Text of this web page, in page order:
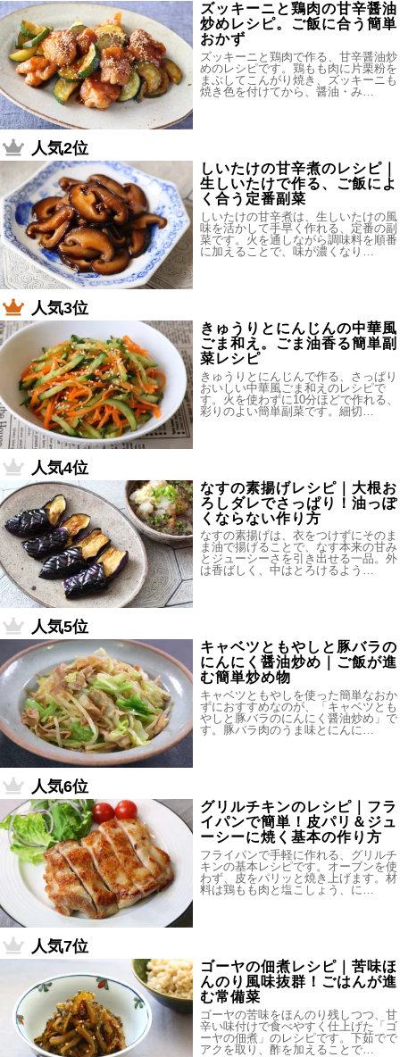
ズッキーニと鶏肉の甘辛醤油
炒めレシピ。ご飯に合う簡単
おかず
ズッキーニと鶏肉で作る、甘辛醤油炒
めのレシピです。鶏もも肉に片栗粉を
まぶしてこんがり焼き、ズッキーニも
焼き色を付けてから、醤油・み…
人気2位
しいたけの甘辛煮のレシピ｜
生しいたけで作る、ご飯によ
く合う定番副菜
しいたけの甘辛煮は、生しいたけの風
味を活かして手早く作れる、定番の副
菜です。火を通しながら調味料を順番
に加えることで、味が濃くなり…
人気3位
きゅうりとにんじんの中華風
ごま和え。ごま油香る簡単副
菜レシピ
きゅうりとにんじんで作る、さっぱり
おいしい中華風ごま和えのレシピで
す。火を使わずに10分ほどで作れる、
彩りのよい簡単副菜です。細切…
人気4位
なすの素揚げレシピ｜大根お
ろしダレでさっぱり！油っぽ
くならない作り方
なすの素揚げは、衣をつけずにそのま
ま油で揚げることで、なす本来の甘み
とジューシーさを引き出せる一品。外
は香ばしく、中はとろけるよう…
人気5位
キャベツともやしと豚バラの
にんにく醤油炒め｜ご飯が進
む簡単炒め物
キャベツともやしを使った簡単なおか
ずにおすすめなのが、「キャベツとも
やしと豚バラのにんにく醤油炒め」で
す。豚バラ肉のうま味とにんに…
人気6位
グリルチキンのレシピ｜フラ
イパンで簡単！皮パリ＆ジュ
ーシーに焼く基本の作り方
フライパンで手軽に作れる、グリルチ
キンの基本レシピです。オーブンを使
わず、皮をパリッと焼き上げます。材
料は鶏もも肉と塩こしょう、に…
人気7位
ゴーヤの佃煮レシピ｜苦味ほ
んのり風味抜群！ごはんが進
む常備菜
ゴーヤの苦味をほんのり残しつつ、甘
辛い味付けで食べやすく仕上げた「ゴ
ーヤの佃煮」のレシピです。下茹でで
アクを取り、酢を加えることで…